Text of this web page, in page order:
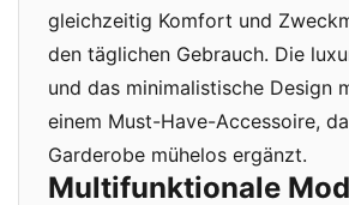
gleichzeitig Komfort und
den täglichen Gebrauch. Die
und das minimalistische Design
einem Must-Have-Accessoire,
Garderobe mühelos ergänzt.
Multifunktionale